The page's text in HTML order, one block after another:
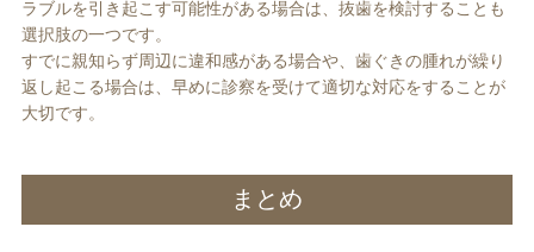
ラブルを引き起こす可能性がある場合は、抜歯を検討することも
選択肢の一つです。
すでに親知らず周辺に違和感がある場合や、歯ぐきの腫れが繰り
返し起こる場合は、早めに診察を受けて適切な対応をすることが
大切です。
まとめ